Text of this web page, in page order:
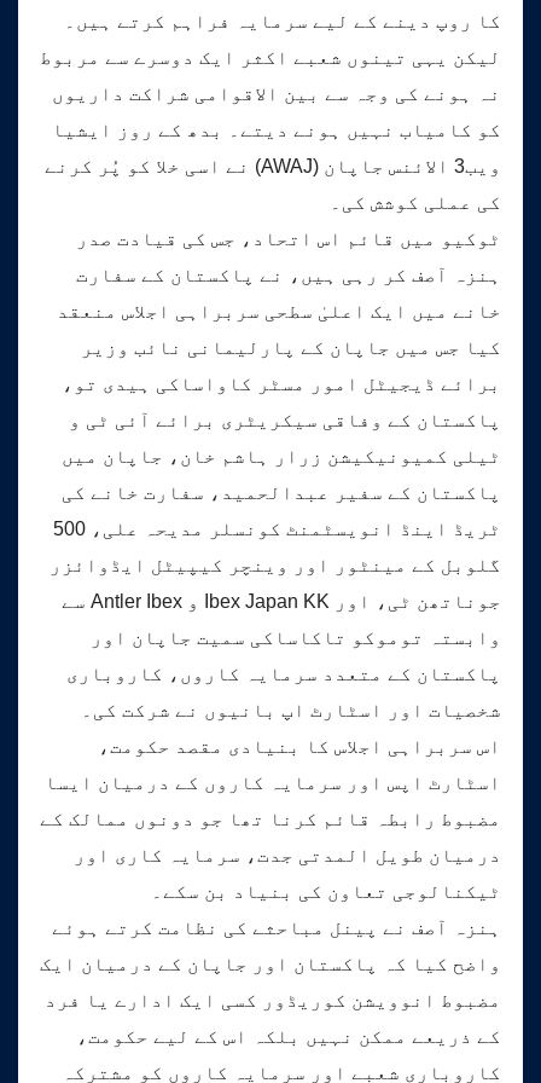
کا روپ دینے کے لیے سرمایہ فراہم کرتے ہیں۔
لیکن یہی تینوں شعبے اکثر ایک دوسرے سے مربوط
نہ ہونے کی وجہ سے بین الاقوامی شراکت داریوں
کو کامیاب نہیں ہونے دیتے۔ بدھ کے روز ایشیا
ویب3 الائنس جاپان (AWAJ) نے اسی خلا کو پُر کرنے
کی عملی کوشش کی۔
ٹوکیو میں قائم اس اتحاد، جس کی قیادت صدر
ہنزہ آصف کر رہی ہیں، نے پاکستان کے سفارت
خانے میں ایک اعلیٰ سطحی سربراہی اجلاس منعقد
کیا جس میں جاپان کے پارلیمانی نائب وزیر
برائے ڈیجیٹل امور مسٹر کاواساکی ہیدی تو،
پاکستان کے وفاقی سیکریٹری برائے آئی ٹی و
ٹیلی کمیونیکیشن زرار ہاشم خان، جاپان میں
پاکستان کے سفیر عبدالحمید، سفارت خانے کی
ٹریڈ اینڈ انویسٹمنٹ کونسلر مدیحہ علی، 500
گلوبل کے مینٹور اور وینچر کیپیٹل ایڈوائزر
جوناتھن ٹی، اور Ibex Japan KK و Antler Ibex سے
وابستہ توموکو تاکاساکی سمیت جاپان اور
پاکستان کے متعدد سرمایہ کاروں، کاروباری
شخصیات اور اسٹارٹ اپ بانیوں نے شرکت کی۔
اس سربراہی اجلاس کا بنیادی مقصد حکومت،
اسٹارٹ اپس اور سرمایہ کاروں کے درمیان ایسا
مضبوط رابطہ قائم کرنا تھا جو دونوں ممالک کے
درمیان طویل المدتی جدت، سرمایہ کاری اور
ٹیکنالوجی تعاون کی بنیاد بن سکے۔
ہنزہ آصف نے پینل مباحثے کی نظامت کرتے ہوئے
واضح کیا کہ پاکستان اور جاپان کے درمیان ایک
مضبوط انوویشن کوریڈور کسی ایک ادارے یا فرد
کے ذریعے ممکن نہیں بلکہ اس کے لیے حکومت،
کاروباری شعبے اور سرمایہ کاروں کو مشترکہ